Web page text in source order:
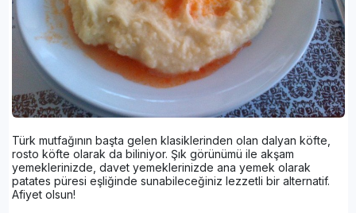
Türk mutfağının başta gelen klasiklerinden olan dalyan köfte,
rosto köfte olarak da biliniyor. Şık görünümü ile akşam
yemeklerinizde, davet yemeklerinizde ana yemek olarak
patates püresi eşliğinde sunabileceğiniz lezzetli bir alternatif.
Afiyet olsun!